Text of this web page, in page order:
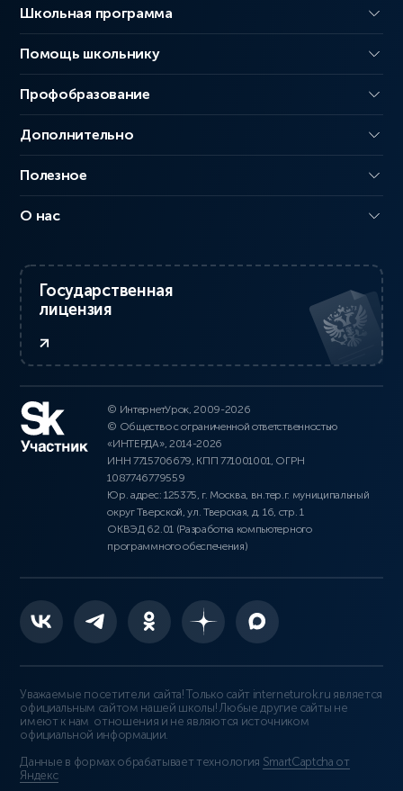
Школьная программа
Помощь школьнику
Профобразование
Дополнительно
Полезное
О нас
Государственная
лицензия
© ИнтернетУрок, 2009-2026
© Общество с ограниченной ответственностью
«ИНТЕРДА», 2014-2026
ИНН 7715706679, КПП 771001001, ОГРН
1087746779559
Юр. адрес: 125375, г. Москва, вн.тер.г. муниципальный
округ Тверской, ул. Тверская, д. 16, стр. 1
ОКВЭД 62.01 (Разработка компьютерного
программного обеспечения)
Уважаемые посетители сайта! Только сайт interneturok.ru является
официальным сайтом нашей школы! Любые другие сайты не
имеют к нам отношения и не являются источником
официальной информации.
Данные в формах обрабатывает технология SmartCaptcha от
Яндекс